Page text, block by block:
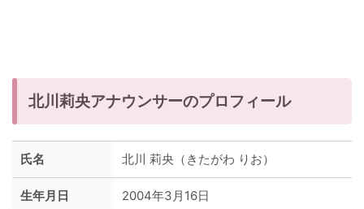
北川莉央アナウンサーのプロフィール
氏名 北川 莉央（きたがわ りお）
生年月日 2004年3月16日